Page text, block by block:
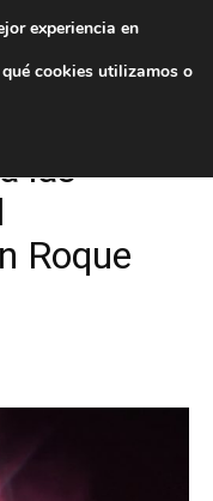
las
Roque
experiencia en
cookies utilizamos o